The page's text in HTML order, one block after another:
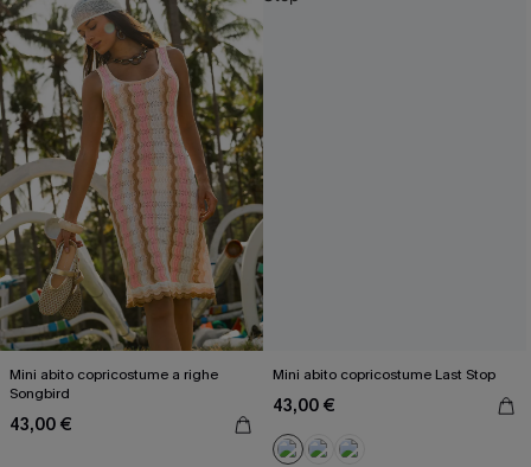
Mini abito copricostume a righe
Songbird
43,00 €
Mini abito copricostume Last Stop
43,00 €